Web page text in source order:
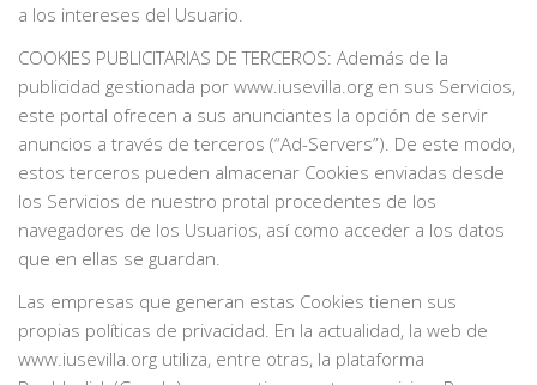
a los intereses del Usuario.
COOKIES PUBLICITARIAS DE TERCEROS: Además de la
publicidad gestionada por www.iusevilla.org en sus Servicios,
este portal ofrecen a sus anunciantes la opción de servir
anuncios a través de terceros (“Ad-Servers”). De este modo,
estos terceros pueden almacenar Cookies enviadas desde
los Servicios de nuestro protal procedentes de los
navegadores de los Usuarios, así como acceder a los datos
que en ellas se guardan.
Las empresas que generan estas Cookies tienen sus
propias políticas de privacidad. En la actualidad, la web de
www.iusevilla.org utiliza, entre otras, la plataforma